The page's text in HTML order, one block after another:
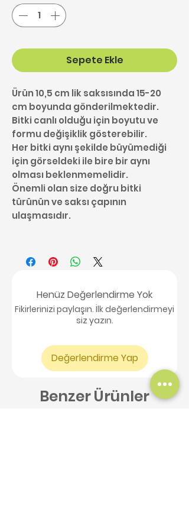
Sepete Ekle
Ürün 10,5 cm lik saksısında 15-20
cm boyunda gönderilmektedir.
Bitki canlı olduğu için boyutu ve
formu değişiklik gösterebilir.
Her bitki aynı şekilde büyümediği
için görseldeki ile bire bir aynı
olması beklenmemelidir.
Önemli olan size doğru bitki
türünün ve saksı çapının
ulaşmasıdır.
Henüz Değerlendirme Yok
Fikirlerinizi paylaşın. İlk değerlendirmeyi
siz yazın.
Değerlendirme Yap
Benzer Ürünler